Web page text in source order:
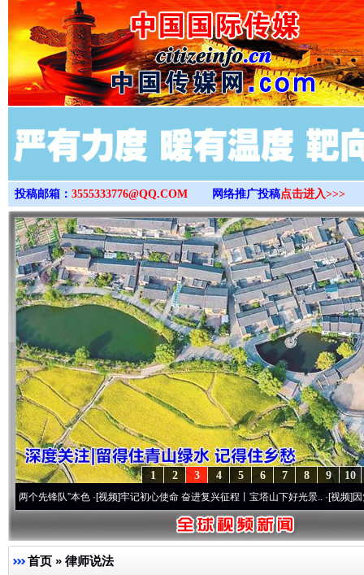
>
投稿邮箱： 3555333776@QQ.COM 网络推广投稿点击进入>>>
10
9
8
7
6
5
4
3
2
1
队”本色·[视频]牢记初心使命 奋进复兴征程丨宝塔山下好光景..·[视频]因党而生 为
首页 » 律师说法